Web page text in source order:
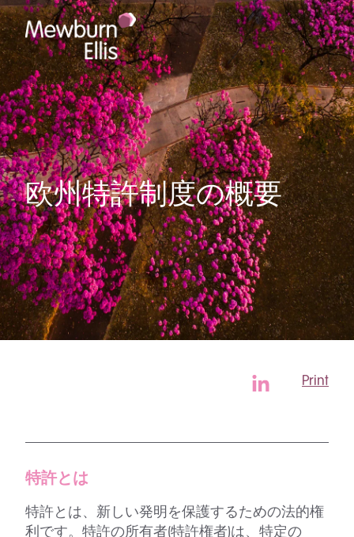
欧州特許制度の概要
Print
特許とは
特許とは、新しい発明を保護するための法的権
利です。特許の所有者(特許権者)は、特定の